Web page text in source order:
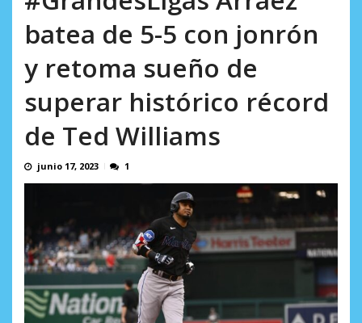
batea de 5-5 con jonrón
y retoma sueño de
superar histórico récord
de Ted Williams
junio 17, 2023 1